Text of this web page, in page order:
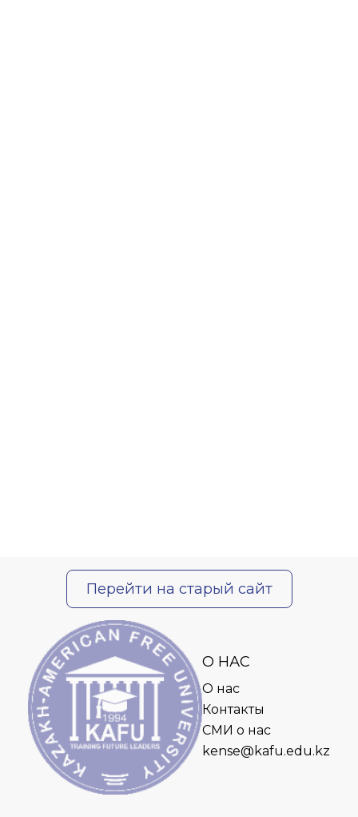
Перейти на старый сайт
О НАС
О нас
Контакты
СМИ о нас
kense@kafu.edu.kz